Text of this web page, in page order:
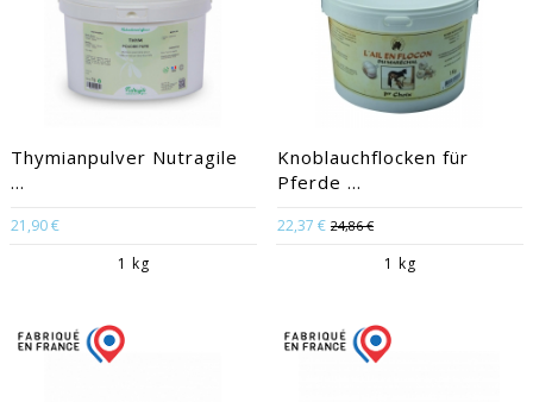
Thymianpulver Nutragile
...
21,90 €
1 kg
Knoblauchflocken für
Pferde ...
22,37 € 24,86 €
1 kg